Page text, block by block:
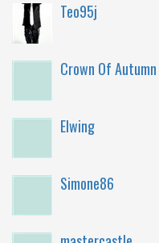
Teo95j
Crown Of Autumn
Elwing
Simone86